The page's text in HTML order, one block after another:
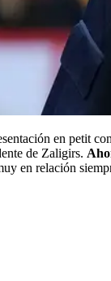
en petit
de Zaligirs.
en relación